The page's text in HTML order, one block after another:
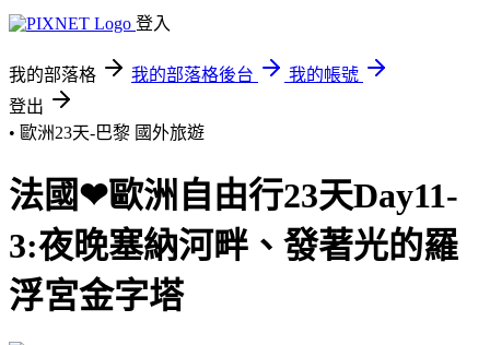
登入
我的部落格 我的部落格後台
我的帳號
登出
• 歐洲23天-巴黎 國外旅遊
法國❤歐洲自由行23天Day11-
3:夜晚塞納河畔、發著光的羅
浮宮金字塔